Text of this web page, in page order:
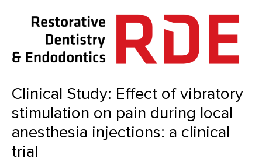
Clinical Study: Effect of vibratory
stimulation on pain during local
anesthesia injections: a clinical
trial